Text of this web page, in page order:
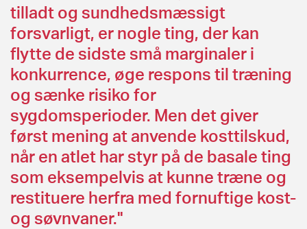
tilladt og sundhedsmæssigt
forsvarligt, er nogle ting, der kan
flytte de sidste små marginaler i
konkurrence, øge respons til træning
og sænke risiko for
sygdomsperioder. Men det giver
først mening at anvende kosttilskud,
når en atlet har styr på de basale ting
som eksempelvis at kunne træne og
restituere herfra med fornuftige kost-
og søvnvaner."